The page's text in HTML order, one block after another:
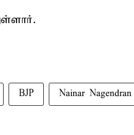
BJP Nainar Nagendran